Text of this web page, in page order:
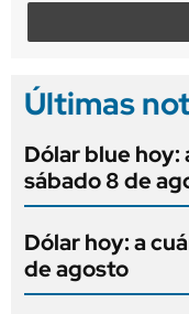
Últimas
Dólar blue hoy:
sábado 8 de
Dólar hoy: a
de agosto